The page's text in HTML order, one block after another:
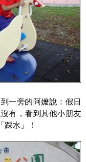
一旁的阿嬤說：假日
有，看到其他小朋友
踩水」！